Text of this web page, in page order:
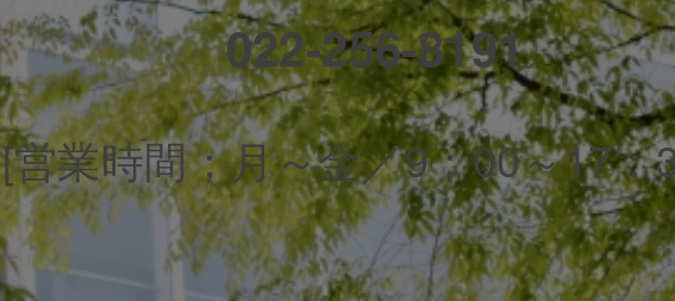
022-256-8191
[営業時間；月～金／9：00～17：